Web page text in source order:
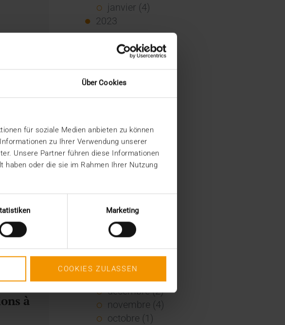
Über Cookies
für soziale Medien anbieten zu können
zu Ihrer Verwendung unserer
Unsere Partner führen diese Informationen
oder die sie im Rahmen Ihrer Nutzung
Marketing
COOKIES ZULASSEN
à
janvier (4)
2023
novembre (5)
août (1)
mars (1)
février (1)
janvier (2)
décembre (2)
novembre (1)
juin (1)
mai (5)
février (1)
janvier (3)
2021
décembre (2)
novembre (4)
octobre (1)